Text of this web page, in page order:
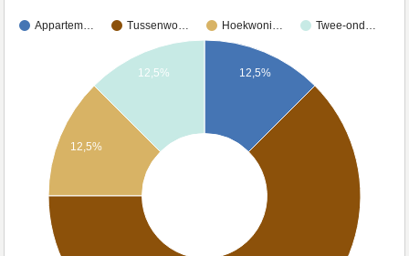
Appartem… Tussenwo… Hoekwoni… Twee-ond…
12,5%
12,5%
12,5%